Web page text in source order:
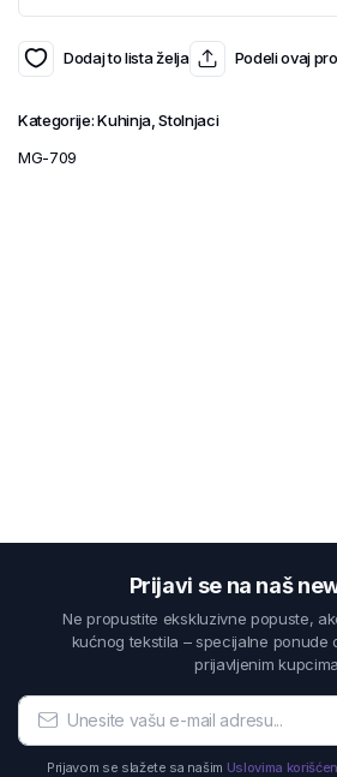
Dodaj to lista želja Podeli ovaj
Kategorije:Kuhinja,Stolnjaci
MG-709
Prijavi se na naš
Ne propustite ekskluzivne popuste,
kućnog tekstila – specijalne ponude
prijavljenim
Prijavom se slažete sa našim Uslovima